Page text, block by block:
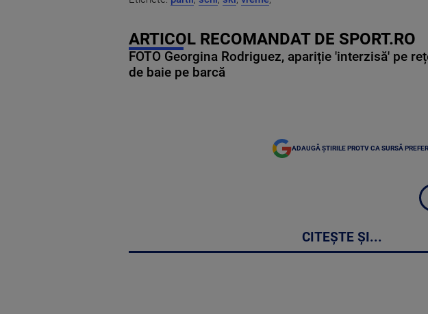
ARTICOL RECOMANDAT DE SPORT.RO
FOTO Georgina Rodriguez, apariție 'interzisă' pe
de baie pe barcă
ADAUGĂ ȘTIRILE PROTV CA SURSĂ
CITEȘTE ȘI...